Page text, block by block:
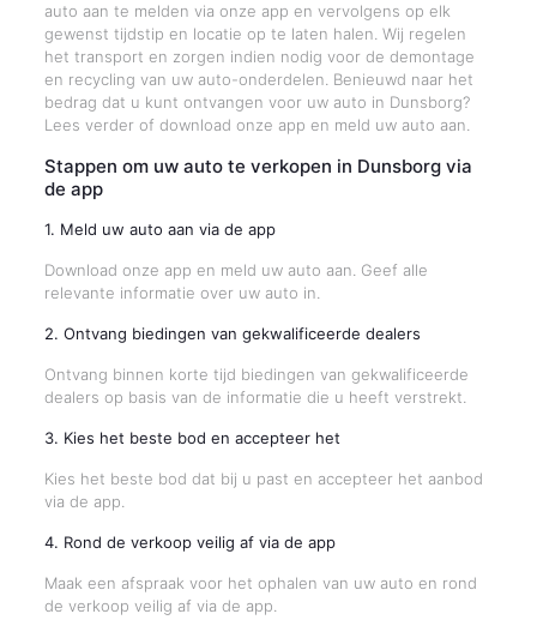
auto aan te melden via onze app en vervolgens op elk
gewenst tijdstip en locatie op te laten halen. Wij regelen
het transport en zorgen indien nodig voor de demontage
en recycling van uw auto-onderdelen. Benieuwd naar het
bedrag dat u kunt ontvangen voor uw auto in Dunsborg?
Lees verder of download onze app en meld uw auto aan.
Stappen om uw auto te verkopen in Dunsborg via
de app
1. Meld uw auto aan via de app
Download onze app en meld uw auto aan. Geef alle
relevante informatie over uw auto in.
2. Ontvang biedingen van gekwalificeerde dealers
Ontvang binnen korte tijd biedingen van gekwalificeerde
dealers op basis van de informatie die u heeft verstrekt.
3. Kies het beste bod en accepteer het
Kies het beste bod dat bij u past en accepteer het aanbod
via de app.
4. Rond de verkoop veilig af via de app
Maak een afspraak voor het ophalen van uw auto en rond
de verkoop veilig af via de app.